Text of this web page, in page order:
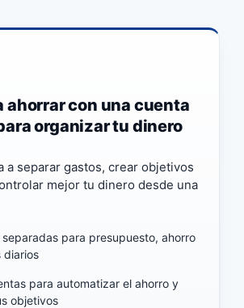
ahorrar con una cuenta
organizar tu dinero
a separar gastos, crear objetivos
mejor tu dinero desde una
separadas para presupuesto, ahorro
diarios
para automatizar el ahorro y
objetivos